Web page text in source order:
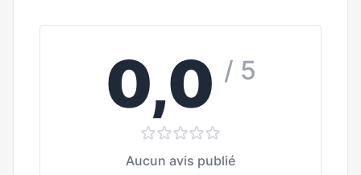
0,0 / 5
Aucun avis publié